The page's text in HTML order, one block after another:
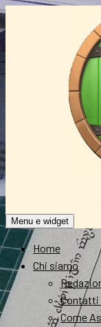
Vai
al
contenuto
Menu e widget
Home
Chi siamo
Contatti
Come